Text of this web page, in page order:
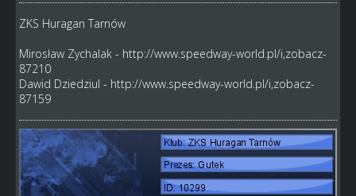
ZKS Huragan Tarnów
Mirosław Zychalak - http://www.speedway-world.pl/i,zobacz-
87210
Dawid Dziedziul - http://www.speedway-world.pl/i,zobacz-
87159